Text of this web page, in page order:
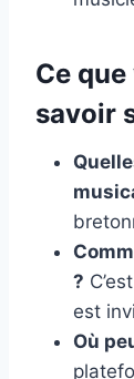
Ce
savoir
?
est
Où